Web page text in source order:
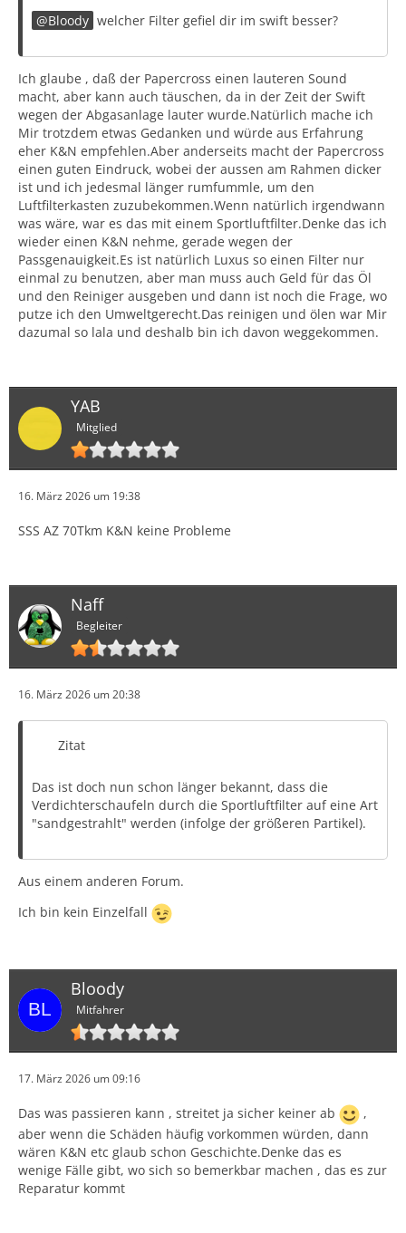
Bloody welcher Filter gefiel dir im swift besser?
Ich glaube , daß der Papercross einen lauteren Sound
macht, aber kann auch täuschen, da in der Zeit der Swift
wegen der Abgasanlage lauter wurde.Natürlich mache ich
Mir trotzdem etwas Gedanken und würde aus Erfahrung
eher K&N empfehlen.Aber anderseits macht der Papercross
einen guten Eindruck, wobei der aussen am Rahmen dicker
ist und ich jedesmal länger rumfummle, um den
Luftfilterkasten zuzubekommen.Wenn natürlich irgendwann
was wäre, war es das mit einem Sportluftfilter.Denke das ich
wieder einen K&N nehme, gerade wegen der
Passgenauigkeit.Es ist natürlich Luxus so einen Filter nur
einmal zu benutzen, aber man muss auch Geld für das Öl
und den Reiniger ausgeben und dann ist noch die Frage, wo
putze ich den Umweltgerecht.Das reinigen und ölen war Mir
dazumal so lala und deshalb bin ich davon weggekommen.
YAB
Mitglied
16. März 2026 um 19:38
SSS AZ 70Tkm K&N keine Probleme
Naff
Begleiter
16. März 2026 um 20:38
Zitat
Das ist doch nun schon länger bekannt, dass die
Verdichterschaufeln durch die Sportluftfilter auf eine Art
"sandgestrahlt" werden (infolge der größeren Partikel).
Aus einem anderen Forum.
Ich bin kein Einzelfall
Bloody
Mitfahrer
17. März 2026 um 09:16
Das was passieren kann , streitet ja sicher keiner ab
,
aber wenn die Schäden häufig vorkommen würden, dann
wären K&N etc glaub schon Geschichte.Denke das es
wenige Fälle gibt, wo sich so bemerkbar machen , das es zur
Reparatur kommt